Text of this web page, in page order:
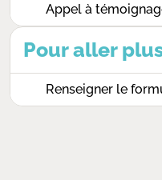
Appel à
Pour aller
Renseigner le